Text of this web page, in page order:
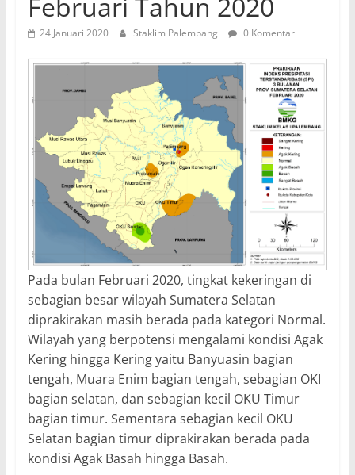
24 Januari 2020 Staklim Palembang 0 Komentar
Pada bulan Februari 2020, tingkat kekeringan di
sebagian besar wilayah Sumatera Selatan
diprakirakan masih berada pada kategori Normal.
Wilayah yang berpotensi mengalami kondisi Agak
Kering hingga Kering yaitu Banyuasin bagian
tengah, Muara Enim bagian tengah, sebagian OKI
bagian selatan, dan sebagian kecil OKU Timur
bagian timur. Sementara sebagian kecil OKU
Selatan bagian timur diprakirakan berada pada
kondisi Agak Basah hingga Basah.